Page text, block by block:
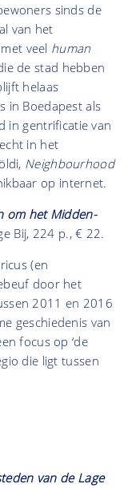
sinds de
van het
veel human
de stad hebben
helaas
in Boedapest als
in gentrificatie van
in het
Neighbourhood
op internet.
om het Midden-
Bij, 224 p., € 22.
(en
door het
2011 en 2016
geschiedenis van
focus op ‘de
die ligt tussen
van de Lage